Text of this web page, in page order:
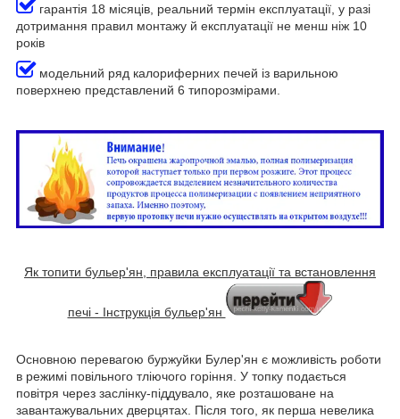
гарантія 18 місяців, реальний термін експлуатації, у разі
дотримання правил монтажу й експлуатації не менш ніж 10
років
модельний ряд калориферних печей із варильною
поверхнею представлений 6 типорозмірами.
Як топити бульер'ян, правила експлуатації та встановлення
печі - Інструкція бульер'ян
Основною перевагою буржуйки Булер'ян є можливість роботи
в режимі повільного тліючого горіння. У топку подається
повітря через заслінку-піддувало, яке розташоване на
завантажувальних дверцятах. Після того, як перша невелика